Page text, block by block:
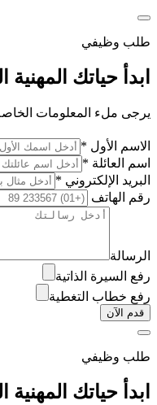
طلب وظيفي
ابدأ حياتك المهنية
يرجى ملء المعلومات
الاسم الأول *
اسم العائلة *
البريد الإلكتروني *
رقم الهاتف
الرسالة
رفع السيرة الذاتية
رفع خطاب التغطية
قدم الآن
طلب وظيفي
ابدأ حياتك المهنية